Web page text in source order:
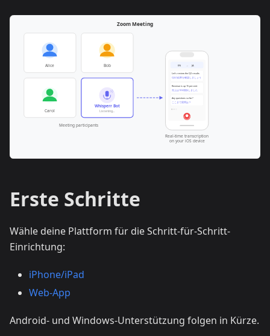
Erste Schritte
Wähle deine Plattform für die Schritt-für-Schritt-
Einrichtung:
iPhone/iPad
Web-App
Android- und Windows-Unterstützung folgen in Kürze.